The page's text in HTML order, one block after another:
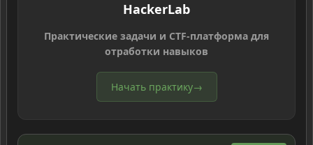
HackerLab
Практические задачи и CTF-платформа для
отработки навыков
Начать практику→